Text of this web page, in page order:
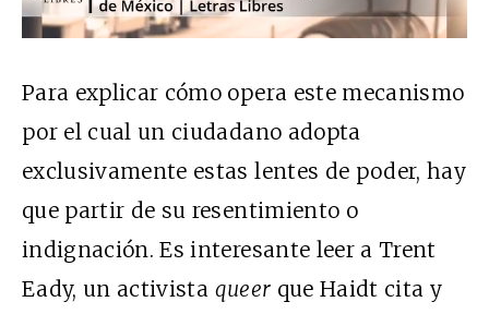
Para explicar cómo opera este mecanismo
por el cual un ciudadano adopta
exclusivamente estas lentes de poder, hay
que partir de su resentimiento o
indignación. Es interesante leer a Trent
Eady, un activista queer que Haidt cita y